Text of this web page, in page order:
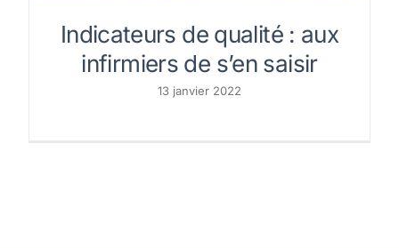
Indicateurs de qualité : aux
infirmiers de s’en saisir
13 janvier 2022